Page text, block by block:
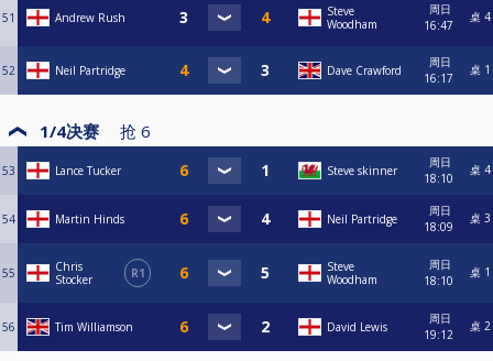
51 Andrew Rush
Steve
Woodham
周日
16:47
桌 4
52 Neil Partridge Dave Crawford
周日
16:17
桌 1
1/4决赛 抢 6
53 Lance Tucker Steve skinner
周日
18:10
桌 4
54 Martin Hinds Neil Partridge
周日
18:09
桌 3
55
Chris
Stocker
R1
Steve
Woodham
周日
18:10
桌 1
56 Tim Williamson David Lewis
周日
19:12
桌 2